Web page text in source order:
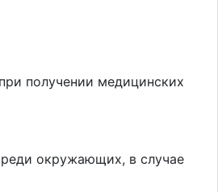
получении медицинских
окружающих, в случае